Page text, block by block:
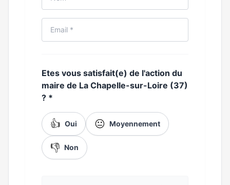
Etes vous satisfait(e) de l'action du
maire de La Chapelle-sur-Loire (37)
? *
👍 Oui 😐 Moyennement
👎 Non